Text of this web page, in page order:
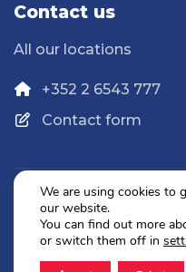
Contact us
All our locations
+352 2 6543 777
Contact form
We are using cookies to
our website.
You can find out more
or switch them off in